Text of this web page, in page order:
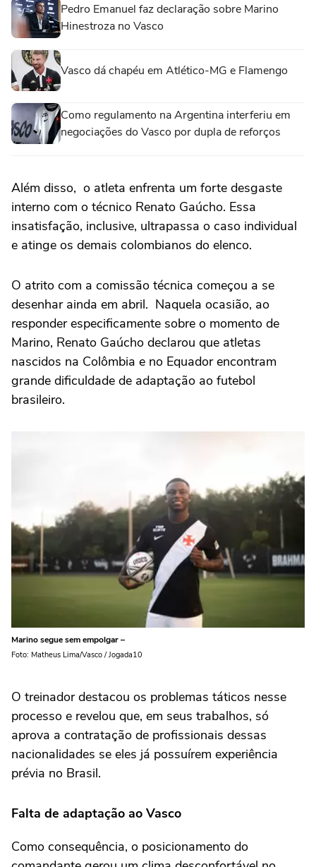
Pedro Emanuel faz declaração sobre Marino
Hinestroza no Vasco
Vasco dá chapéu em Atlético-MG e Flamengo
Como regulamento na Argentina interferiu em
negociações do Vasco por dupla de reforços
Além disso, o atleta enfrenta um forte desgaste
interno com o técnico Renato Gaúcho. Essa
insatisfação, inclusive, ultrapassa o caso individual
e atinge os demais colombianos do elenco.
O atrito com a comissão técnica começou a se
desenhar ainda em abril. Naquela ocasião, ao
responder especificamente sobre o momento de
Marino, Renato Gaúcho declarou que atletas
nascidos na Colômbia e no Equador encontram
grande dificuldade de adaptação ao futebol
brasileiro.
Marino segue sem empolgar –
Foto: Matheus Lima/Vasco / Jogada10
O treinador destacou os problemas táticos nesse
processo e revelou que, em seus trabalhos, só
aprova a contratação de profissionais dessas
nacionalidades se eles já possuírem experiência
prévia no Brasil.
Falta de adaptação ao Vasco
Como consequência, o posicionamento do